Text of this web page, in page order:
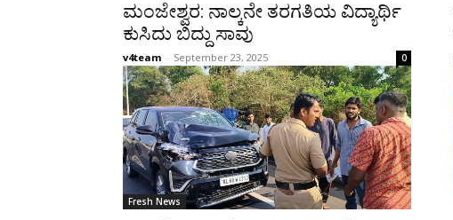
ಮಂಜೇಶ್ವರ: ನಾಲ್ಕನೇ ತರಗತಿಯ ವಿದ್ಯಾರ್ಥಿ
ಕುಸಿದು ಬಿದ್ದು ಸಾವು
v4team - September 23, 2025 0
Fresh News